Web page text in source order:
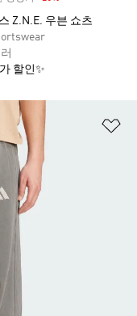
Z.N.E. 우븐 쇼츠
할인✨